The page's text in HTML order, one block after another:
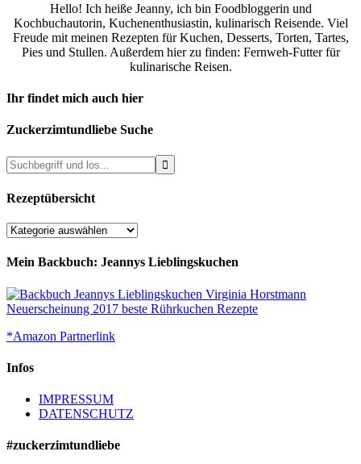
Hello! Ich heiße Jeanny, ich bin Foodbloggerin und
Kochbuchautorin, Kuchenenthusiastin, kulinarisch Reisende. Viel
Freude mit meinen Rezepten für Kuchen, Desserts, Torten, Tartes,
Pies und Stullen. Außerdem hier zu finden: Fernweh-Futter für
kulinarische Reisen.
Ihr findet mich auch hier
Zuckerzimtundliebe Suche
Rezeptübersicht
Rezeptübersicht
Mein Backbuch: Jeannys Lieblingskuchen
*Amazon Partnerlink
Infos
IMPRESSUM
DATENSCHUTZ
#zuckerzimtundliebe